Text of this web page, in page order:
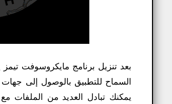
بعد تنزيل برنامج مايكروسوفت
السماح للتطبيق بالوصول إلى
يمكنك تبادل العديد من الملفات مع